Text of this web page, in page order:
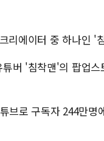
] 이슬람 수니파 3개국,
증시 개장 전 특징주...아
정치인 측근 포항시 정책
"해남 태양광, 대한민국
리에이터 중 하나인 '
버 '침착맨'의 팝업
브로 구독자 244만명